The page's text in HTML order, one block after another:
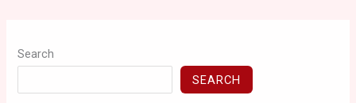
Search
SEARCH